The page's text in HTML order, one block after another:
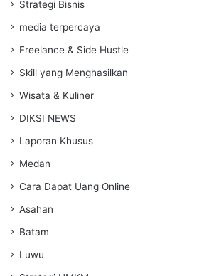
Strategi Bisnis
media terpercaya
Freelance & Side Hustle
Skill yang Menghasilkan
Wisata & Kuliner
DIKSI NEWS
Laporan Khusus
Medan
Cara Dapat Uang Online
Asahan
Batam
Luwu